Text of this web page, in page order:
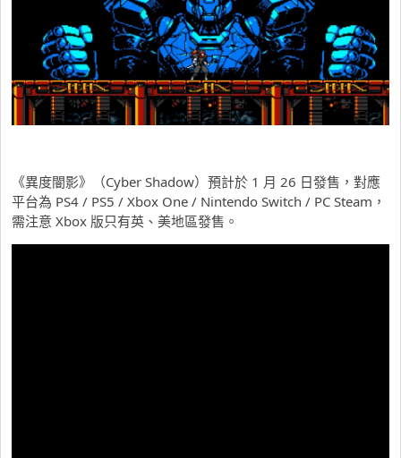
《異度闇影》（Cyber Shadow）預計於 1 月 26 日發售，對應
平台為 PS4 / PS5 / Xbox One / Nintendo Switch / PC Steam，
需注意 Xbox 版只有英、美地區發售。